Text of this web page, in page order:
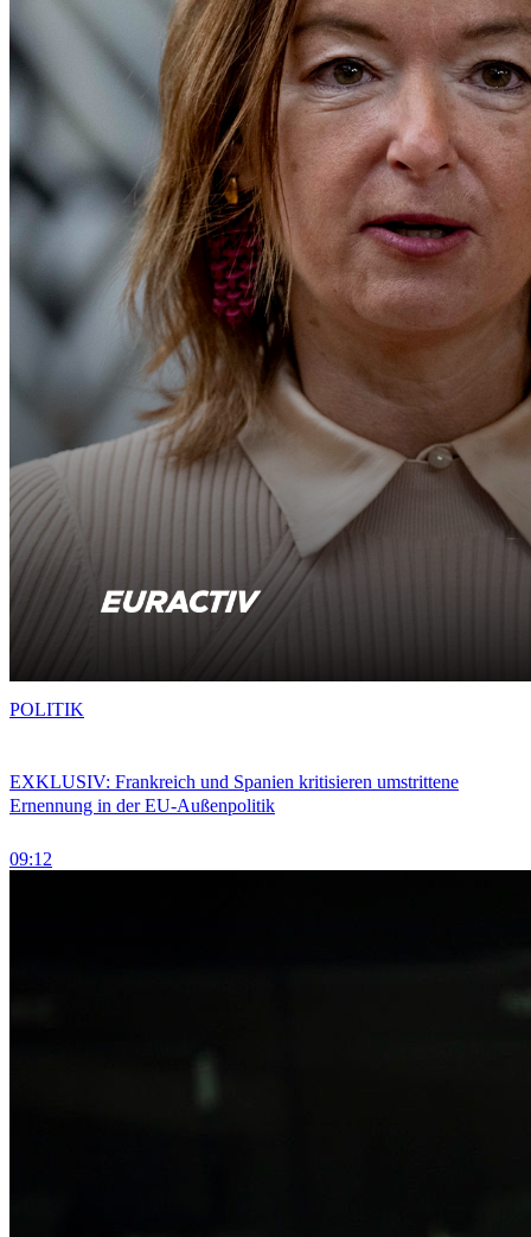
EXKLUSIV: Frankreich und Spanien kritisieren umstrittene
Ernennung in der EU-Außenpolitik
09:12
POLITIK